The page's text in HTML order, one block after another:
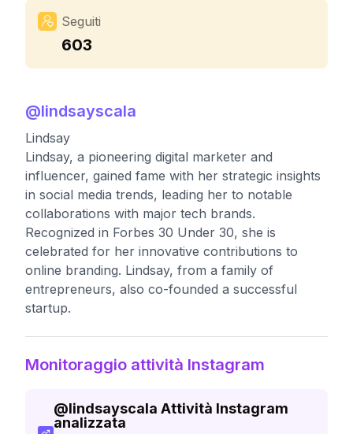
Seguiti
603
@lindsayscala
Lindsay
Lindsay, a pioneering digital marketer and
influencer, gained fame with her strategic insights
in social media trends, leading her to notable
collaborations with major tech brands.
Recognized in Forbes 30 Under 30, she is
celebrated for her innovative contributions to
online branding. Lindsay, from a family of
entrepreneurs, also co-founded a successful
startup.
Monitoraggio attività Instagram
@lindsayscala Attività Instagram
analizzata